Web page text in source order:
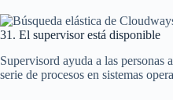
31. El supervisor está disponible
Supervisord ayuda a las personas
serie de procesos en sistemas